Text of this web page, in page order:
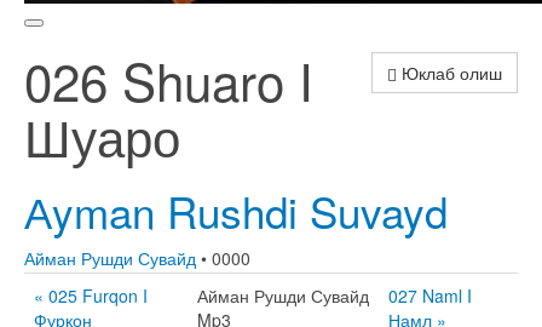
Юклаб олиш
026 Shuaro I
Шуаро
Аyman Rushdi Suvayd
Айман Рушди Сувайд • 0000
« 025 Furqon I
Фурқон
Айман Рушди Сувайд
Mp3
027 Naml I
Намл »